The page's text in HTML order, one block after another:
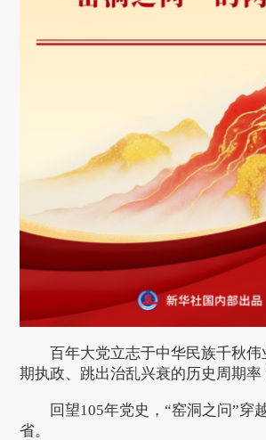
百年大党立志于中华民族千秋
期执政、跳出治乱兴衰的历史周期率
回望105年党史，“窑洞之问”穿
省。